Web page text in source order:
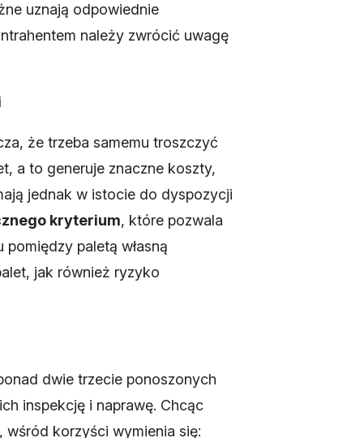
uznają odpowiednie
należy zwrócić uwagę
że trzeba samemu troszczyć
a to generuje znaczne koszty,
jednak w istocie do dyspozycji
kryterium, które pozwala
paletą własną
jak również ryzyko
dwie trzecie ponoszonych
inspekcję i naprawę. Chcąc
korzyści wymienia się: